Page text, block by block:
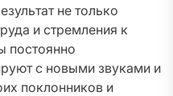
не только
и стремления к
постоянно
с новыми звуками и
поклонников и